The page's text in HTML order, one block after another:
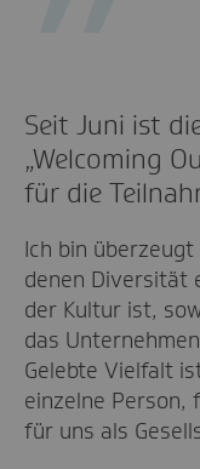
Seit Juni ist
„Welcoming
für die
Ich bin
denen Diversität
der Kultur ist,
das
Gelebte Vielfalt
einzelne Person,
für uns als